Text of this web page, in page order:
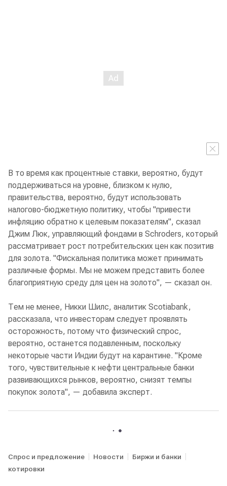
В то время как процентные ставки, вероятно, будут
поддерживаться на уровне, близком к нулю,
правительства, вероятно, будут использовать
налогово-бюджетную политику, чтобы "привести
инфляцию обратно к целевым показателям", сказал
Джим Люк, управляющий фондами в Schroders, который
рассматривает рост потребительских цен как позитив
для золота. "Фискальная политика может принимать
различные формы. Мы не можем представить более
благоприятную среду для цен на золото", — сказал он.
Тем не менее, Никки Шилс, аналитик Scotiabank,
рассказала, что инвесторам следует проявлять
осторожность, потому что физический спрос,
вероятно, останется подавленным, поскольку
некоторые части Индии будут на карантине. "Кроме
того, чувствительные к нефти центральные банки
развивающихся рынков, вероятно, снизят темпы
покупок золота", — добавила эксперт.
Спрос и предложение Новости
Биржи и банки
котировки